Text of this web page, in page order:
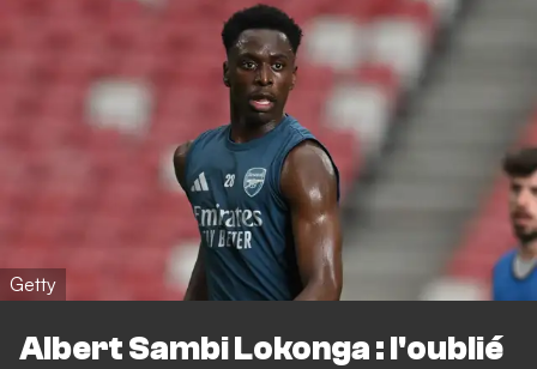
Getty
Albert Sambi Lokonga : l'oublié